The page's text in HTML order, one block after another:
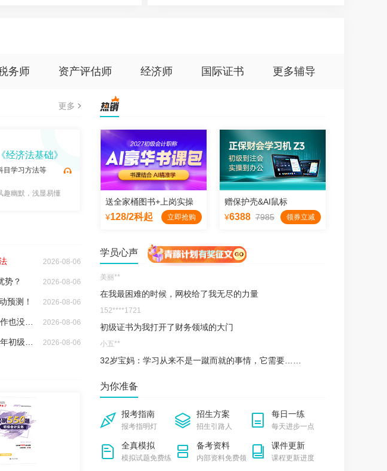
务师 资产评估师 经济师 国际证书 更多辅导
更多
《经济法基础》
目学习方法等
趣幽默，浅显易懂 张伟东
《初级会计实务》
会计概念、会计要素
听
侯永斌
《经济法基础》
法的本质与特征
2026-08-06
势？ 2026-08-06
预测！ 2026-08-06
2026-08-06
2026-08-06
送全家桶图书+上岗实操
¥128/2科起 立即抢购
赠保护壳&AI鼠标
¥6388 7985 领券立减
学员心声
美丽**
在我最困难的时候，网校给了我无尽的力量
152****1721
初级证书为我打开了财务领域的大门
小五**
32岁宝妈：学习从来不是一蹴而就的事情，它需要……
不仅收获了知识，更让我学会了如何面对挑战
sle***
在正保会计网校中很快乐的听了每一堂课
走在***
50岁会计小白获奖心得体会
为你准备
报考指南
报考指明灯
招生方案
招生引路人
每日一练
每天进步一点
全真模拟
模拟试题免费练
备考资料
内部资料免费领
课件更新
课程更新进度